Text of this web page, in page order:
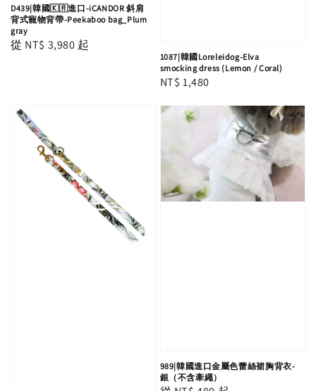
D439|韓國🇰🇷進口-iCANDOR 斜肩
背式寵物背帶-Peekaboo bag_Plum
gray
Regular
從 NT$ 3,980 起
1087|韓國Loreleidog-Elva
smocking dress (Lemon / Coral)
Regular
NT$ 1,480
989|韓國進口金屬色蕾絲裙胸背衣-
銀（不含牽繩）